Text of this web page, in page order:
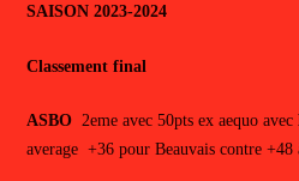
SAISON 2023-2024
Classement final
ASBO2eme avec 50pts ex aequo avec
average +36 pour Beauvais contre